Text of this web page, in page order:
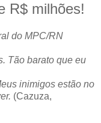
R$ milhões!
do MPC/RN
Tão barato que eu
inimigos estão no
(Cazuza,